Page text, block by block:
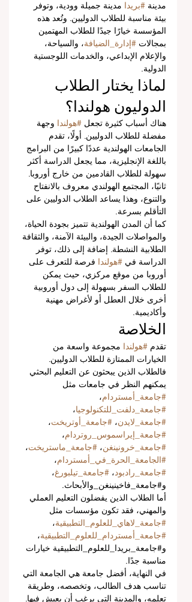
مدينة #بريدا مدينة جميلة وودية، وتوفر
بيئة مناسبة للطلاب الدوليين. وتُعد هذه
المؤسسة خيارًا جيدًا للطلاب المهتمين
بمجالات #إدارة_الضيافة، والسياحة،
والإعلام الإبداعي، والخدمات اللوجستية
الدولية.
لماذا يختار الطلاب
الدوليون هولندا؟
هناك أسباب كثيرة تجعل #هولندا وجهة
مفضلة للطلاب الدوليين. أولًا، تقدم
الجامعات الهولندية عددًا كبيرًا من البرامج
باللغة الإنجليزية، مما يجعل الدراسة أكثر
سهولة للطلاب القادمين من خارج أوروبا.
ثانيًا، المجتمع الهولندي معروف بالانفتاح
والتنوع، وهذا يساعد الطلاب الدوليين على
التأقلم بسرعة.
كما أن المدن الهولندية تتميز بجودة الحياة،
والمواصلات الجيدة، والبيئة الآمنة، والثقافة
الطلابية النشطة. إضافة إلى ذلك، توفر
الدراسة في #هولندا فرصة للتعرف على
أوروبا من موقع مركزي، حيث يمكن
للطلاب السفر بسهولة إلى دول أوروبية
أخرى خلال العطل أو لأغراض مهنية
وأكاديمية.
الخلاصة
تقدم #هولندا مجموعة واسعة من
الخيارات الممتازة للطلاب الدوليين.
فالطلاب الذين يبحثون عن التعليم البحثي
يمكنهم النظر في جامعات مثل
#جامعة_أمستردام،
#جامعة_دلفت_للتكنولوجيا،
#جامعة_لايدن، #جامعة_أوتريخت،
#جامعة_إيراسموس_روتردام،
#جامعة_خرونينغن، #جامعة_ماستريخت،
#الجامعة_الحرة_في_أمستردام،
#جامعة_رادبود، #جامعة_تيلبورغ،
و#جامعة_فاخينينغن_والأبحاث.
أما الطلاب الذين يفضلون التعليم العملي
والمهني، فقد تكون مؤسسات مثل
#جامعة_لاهاي_للعلوم_التطبيقية،
#جامعة_أمستردام_للعلوم_التطبيقية،
و#جامعة_بريدا_للعلوم_التطبيقية خيارات
مناسبة جدًا.
في النهاية، أفضل جامعة هي الجامعة التي
تناسب هدف الطالب، وتخصصه، وطريقة
تعلمه، والمدينة التي يرغب أن يعيش فيها.